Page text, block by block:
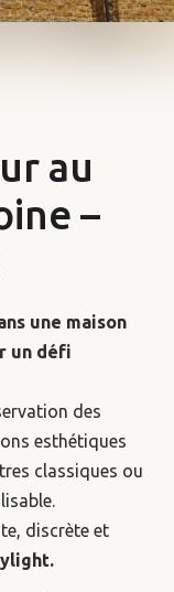
au
–
une maison
un défi
des
esthétiques
classiques ou
discrète et